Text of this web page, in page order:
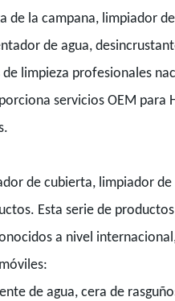
de la campana, limpiador
de agua,
limpieza profesionales
servicios OEM para
de cubierta, limpiador
Esta serie de
a nivel
de agua, cera de